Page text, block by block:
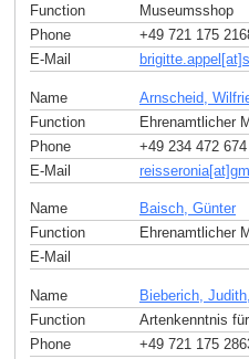
Function
Museumsshop
Phone
+49 721 175
E-Mail
Name
Arnscheid,
Function
Ehrenamtlicher
Phone
+49 234 472 674
E-Mail
Name
Baisch, Günter
Function
Ehrenamtlicher
E-Mail
Name
Bieberich,
Function
Artenkenntnis
Phone
+49 721 175